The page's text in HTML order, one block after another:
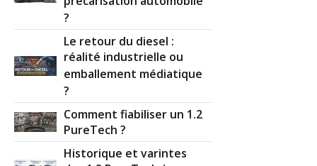
?
Le retour du diesel :
réalité industrielle ou
emballement médiatique
?
Comment fiabiliser un 1.2
PureTech ?
Historique et varintes